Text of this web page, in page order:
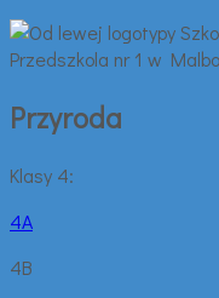
Przyroda
Klasy 4:
4A
4B